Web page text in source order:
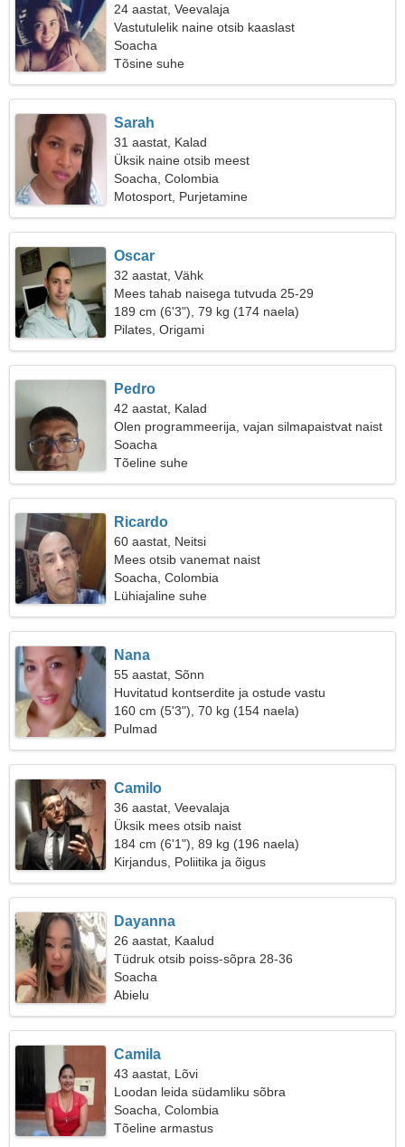
24 aastat, Veevalaja
Vastutulelik naine otsib kaaslast
Soacha
Tõsine suhe
Sarah
31 aastat, Kalad
Üksik naine otsib meest
Soacha, Colombia
Motosport, Purjetamine
Oscar
32 aastat, Vähk
Mees tahab naisega tutvuda 25-29
189 cm (6'3"), 79 kg (174 naela)
Pilates, Origami
Pedro
42 aastat, Kalad
Olen programmeerija, vajan silmapaistvat naist
Soacha
Tõeline suhe
Ricardo
60 aastat, Neitsi
Mees otsib vanemat naist
Soacha, Colombia
Lühiajaline suhe
Nana
55 aastat, Sõnn
Huvitatud kontserdite ja ostude vastu
160 cm (5'3"), 70 kg (154 naela)
Pulmad
Camilo
36 aastat, Veevalaja
Üksik mees otsib naist
184 cm (6'1"), 89 kg (196 naela)
Kirjandus, Poliitika ja õigus
Dayanna
26 aastat, Kaalud
Tüdruk otsib poiss-sõpra 28-36
Soacha
Abielu
Camila
43 aastat, Lõvi
Loodan leida südamliku sõbra
Soacha, Colombia
Tõeline armastus